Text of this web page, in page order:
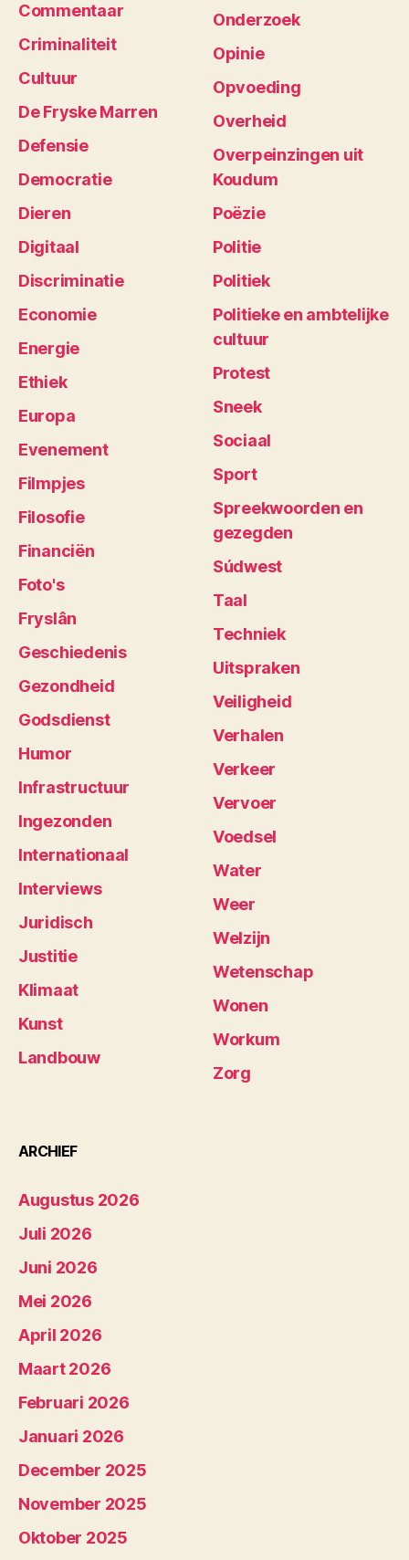
Commentaar
Criminaliteit
Cultuur
De Fryske Marren
Defensie
Democratie
Dieren
Digitaal
Discriminatie
Economie
Energie
Ethiek
Europa
Evenement
Filmpjes
Filosofie
Financiën
Foto's
Fryslân
Geschiedenis
Gezondheid
Godsdienst
Humor
Infrastructuur
Ingezonden
Internationaal
Interviews
Juridisch
Justitie
Klimaat
Kunst
Landbouw
Onderzoek
Opinie
Opvoeding
Overheid
Overpeinzingen uit
Koudum
Poëzie
Politie
Politiek
Politieke en ambtelijke
cultuur
Protest
Sneek
Sociaal
Sport
Spreekwoorden en
gezegden
Súdwest
Taal
Techniek
Uitspraken
Veiligheid
Verhalen
Verkeer
Vervoer
Voedsel
Water
Weer
Welzijn
Wetenschap
Wonen
Workum
Zorg
ARCHIEF
Augustus 2026
Juli 2026
Juni 2026
Mei 2026
April 2026
Maart 2026
Februari 2026
Januari 2026
December 2025
November 2025
Oktober 2025